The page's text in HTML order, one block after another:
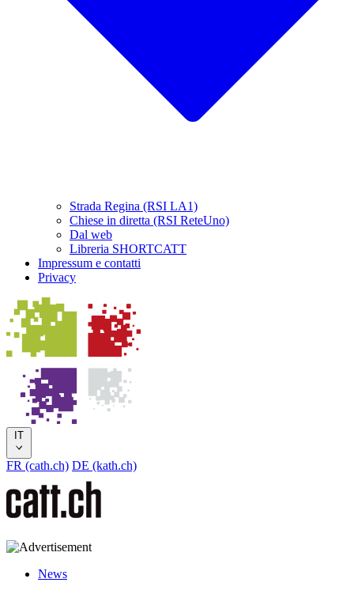
Strada Regina (RSI LA1)
Chiese in diretta (RSI ReteUno)
Dal web
Libreria SHORTCATT
Impressum e contatti
Privacy
IT
FR (cath.ch) DE (kath.ch)
News